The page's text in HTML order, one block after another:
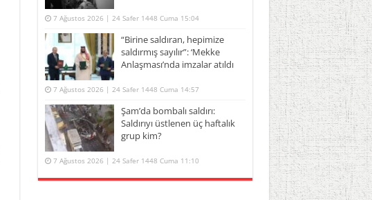
7 Ağustos 2026 | 24 Safer 1448 Cuma 15:04
“Birine saldıran, hepimize
saldırmış sayılır”: ‘Mekke
Anlaşması’nda imzalar atıldı
7 Ağustos 2026 | 24 Safer 1448 Cuma 14:57
Şam’da bombalı saldırı:
Saldırıyı üstlenen üç haftalık
grup kim?
7 Ağustos 2026 | 24 Safer 1448 Cuma 11:10